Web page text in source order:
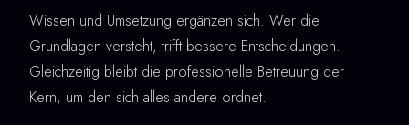
Wissen und Umsetzung ergänzen sich. Wer die
Grundlagen versteht, trifft bessere Entscheidungen.
Gleichzeitig bleibt die professionelle Betreuung der
Kern, um den sich alles andere ordnet.